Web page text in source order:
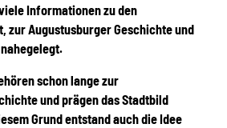
Informationen zu den
zur Augustusburger Geschichte und
schon lange zur
und prägen das Stadtbild
Grund entstand auch die Idee